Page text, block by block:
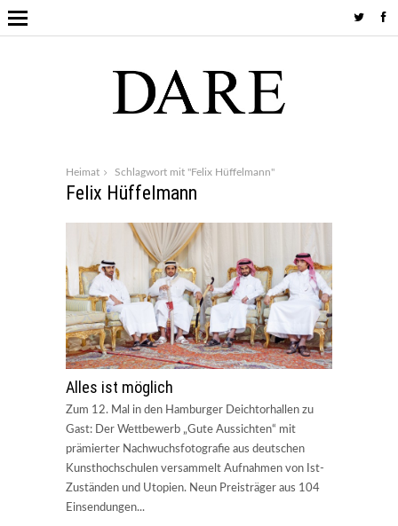
Heimat Schlagwort mit "Felix Hüffelmann"
Felix Hüffelmann
Alles ist möglich
Zum 12. Mal in den Hamburger Deichtorhallen zu
Gast: Der Wettbewerb „Gute Aussichten“ mit
prämierter Nachwuchsfotografie aus deutschen
Kunsthochschulen versammelt Aufnahmen von Ist-
Zuständen und Utopien. Neun Preisträger aus 104
Einsendungen...